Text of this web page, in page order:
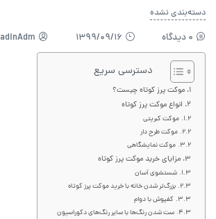
دسته‌بندی نشده
0 دیدگاه 1399/09/16
adinAdm
دسترسی سریع
موکت پرز کوتاه چیست؟
انواع موکت پرز کوتاه
موکت کبریتی
موکت طرح دار
موکت نمایشگاهی
مزایای خرید موکت پرز کوتاه
شستشوی آسان
بزرگ‌تر شدن خانه با خرید موکت پرز کوتاه
کفپوش با دوام
ست شدن رنگ‌ها با سایر رنگ‌های دکوراسیون